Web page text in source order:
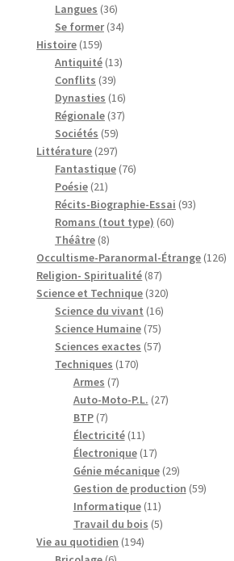
Langues 3636
produits
Se former 3434
Histoire 159159
produits
Antiquité 1313
Conflits 3939
produits
Dynasties 1616
produits
Régionale 3737
Sociétés 5959
produits
Littérature 297297
produits
Fantastique 7676
Poésie 2121
produits
Récits-Biographie-Essai 9393
Romans (tout type) 6060
Théâtre 88
produits
Occultisme-Paranormal-Étrange 126126
Religion- Spiritualité 8787
produits
Science et Technique 320320
Science du vivant 1616
produits
Science Humaine 7575
produits
Sciences exactes 5757
Techniques 170170
Armes 77
produits
Auto-Moto-P.L. 2727
BTP 77
produits
Électricité 1111
produits
Électronique 1717
produits
Génie mécanique 2929
produits
Gestion de production 5959
Informatique 1111
produits
Travail du bois 55
Vie au quotidien 194194